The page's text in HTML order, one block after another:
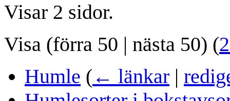
Visar 2 sidor.
Visa (förra 50 | nästa 50) (
Humle ( ← länkar |